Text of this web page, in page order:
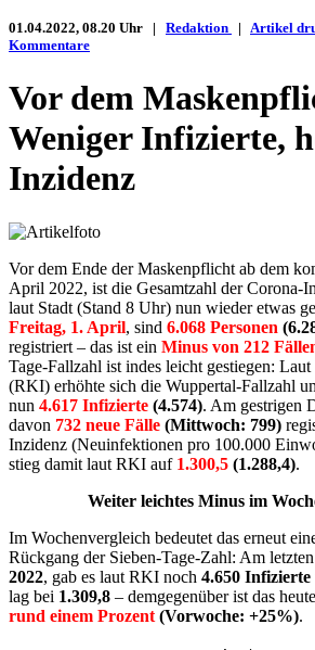
01.04.2022, 08.20 Uhr | Redaktion | Artikel
Kommentare
Vor dem
Weniger Infizierte,
Inzidenz
Vor dem Ende der Maskenpflicht ab dem
April 2022, ist die Gesamtzahl der Corona-
laut Stadt (Stand 8 Uhr) nun wieder etwas
Freitag, 1. April, sind 6.068 Personen
registriert – das ist ein Minus von 212
Tage-Fallzahl ist indes leicht gestiegen:
(RKI) erhöhte sich die Wuppertal-Fallzahl
nun 4.617 Infizierte (4.574). Am gestrigen
davon 732 neue Fälle (Mittwoch: 799)
Inzidenz (Neuinfektionen pro 100.000
stieg damit laut RKI auf 1.300,5 (1.288,4).
Weiter leichtes Minus im
Im Wochenvergleich bedeutet das erneut
Rückgang der Sieben-Tage-Zahl: Am letzten
2022, gab es laut RKI noch 4.650 Infizierte
lag bei 1.309,8 – demgegenüber ist das
rund einem Prozent (Vorwoche: +25%).